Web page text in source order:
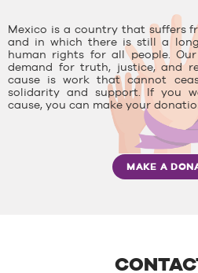
Mexico is a country that suffers
and in which there is still a
human rights for all people.
demand for truth, justice, and
cause is work that cannot
solidarity and support. If you
cause, you can make your
MAKE A